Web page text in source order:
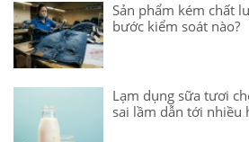
Sản phẩm kém chất
bước kiểm soát nào?
Lạm dụng sữa tươi
sai lầm dẫn tới nhiều